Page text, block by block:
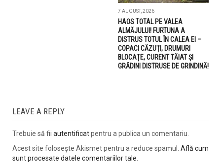
7 AUGUST, 2026
HAOS TOTAL PE VALEA
ALMĂJULUI! FURTUNA A
DISTRUS TOTUL ÎN CALEA EI –
COPACI CĂZUȚI, DRUMURI
BLOCAȚE, CURENT TĂIAT ȘI
GRĂDINI DISTRUSE DE GRINDINĂ!
LEAVE A REPLY
Trebuie să fii autentificatpentru a publica un comentariu.
Acest site folosește Akismet pentru a reduce spamul. Află cum
sunt procesate datele comentariilor tale